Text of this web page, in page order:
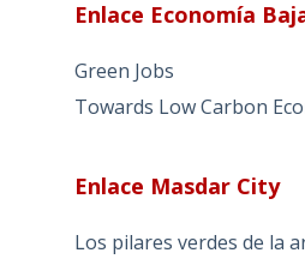
Enlace Economía
Green Jobs
Towards Low Carbon
Enlace Masdar City
Los pilares verdes de la